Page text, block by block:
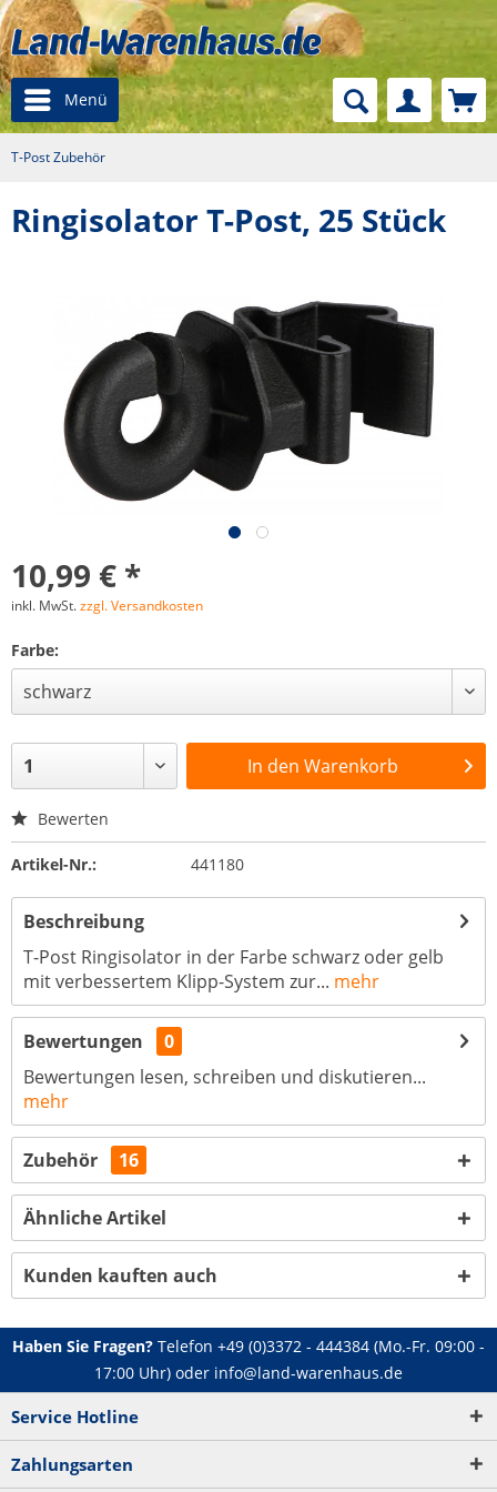
Menü
T-Post Zubehör
Ringisolator T-Post, 25 Stück
10,99 € *
inkl. MwSt.zzgl. Versandkosten
Farbe:
In den Warenkorb
Bewerten
Artikel-Nr.: 441180
Beschreibung
T-Post Ringisolator in der Farbe schwarz oder gelb
mit verbessertem Klipp-System zur... mehr
Bewertungen
0
Bewertungen lesen, schreiben und diskutieren...
mehr
Zubehör 16
Ähnliche Artikel
Kunden kauften auch
Haben Sie Fragen? Telefon +49 (0)3372 - 444384 (Mo.-Fr. 09:00 -
17:00 Uhr) oder info@land-warenhaus.de
Service Hotline
Zahlungsarten